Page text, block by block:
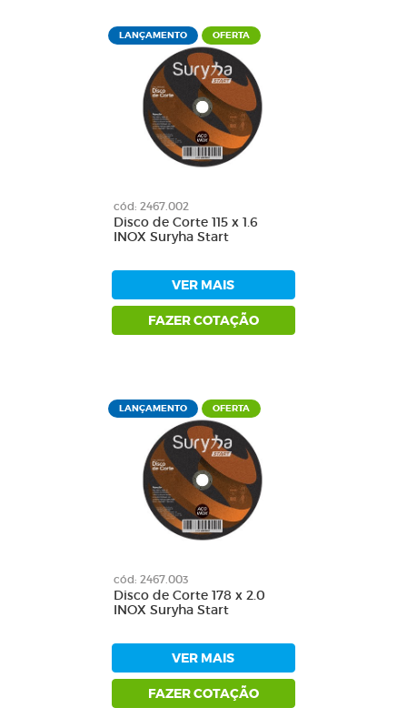
LANÇAMENTO OFERTA
cód: 2467.002
Disco de Corte 115 x 1.6
INOX Suryha Start
VER MAIS
FAZER COTAÇÃO
LANÇAMENTO OFERTA
cód: 2467.003
Disco de Corte 178 x 2.0
INOX Suryha Start
VER MAIS
FAZER COTAÇÃO